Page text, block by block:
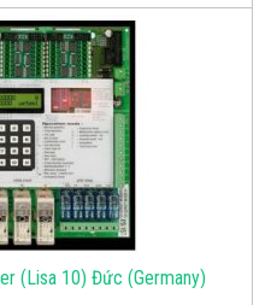
(Lisa 10) Đức (Germany)